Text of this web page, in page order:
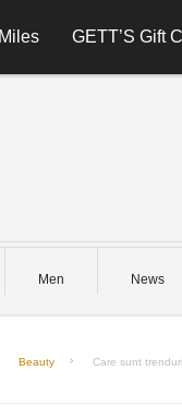
GETT’S Gift
Men News
Beauty Care sunt